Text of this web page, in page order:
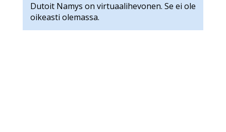
Dutoit Namys on virtuaalihevonen. Se ei ole
oikeasti olemassa.